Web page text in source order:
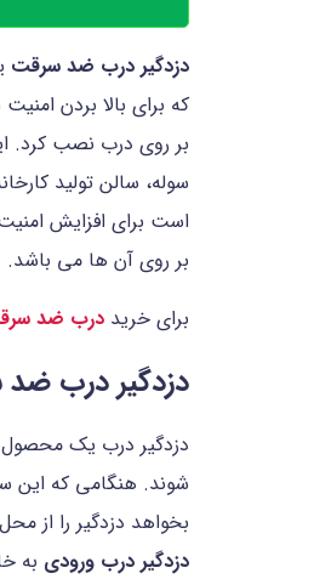
دزدگیر درب ضد سرقت
که برای بالا بردن
بر روی درب نصب کرد.
سوله، سالن تولید
است برای افزایش
بر روی آن ها می باشد.
برای خرید درب ضد
دزدگیر درب
دزدگیر درب یک محصول
شوند. هنگامی که این
بخواهد دزدگیر را از
دزدگیر درب ورودی به